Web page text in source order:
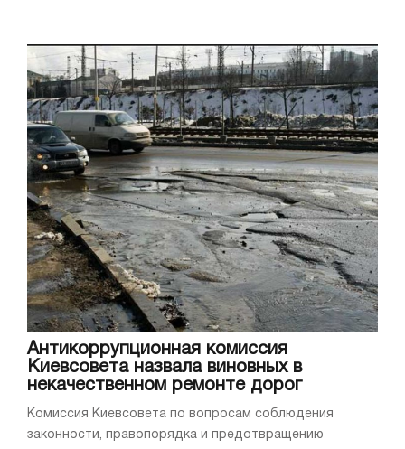
Антикоррупционная комиссия
Киевсовета назвала виновных в
некачественном ремонте дорог
Комиссия Киевсовета по вопросам соблюдения
законности, правопорядка и предотвращению